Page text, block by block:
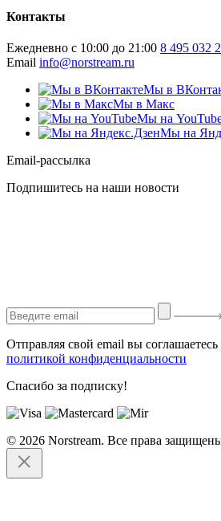
Контакты
Ежедневно с 10:00 до 21:00 8 495 032
Email info@norstream.ru
Мы в
Мы в Макс
Мы на
Мы на
Email-рассылка
Подпишитесь на наши новости
Отправляя свой email вы
политикой конфиденциальности
Спасибо за подписку!
© 2026 Norstream. Все права